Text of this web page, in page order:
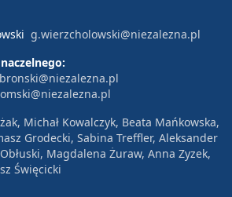
g.wierzcholowski@niezalezna.pl
Michał Kowalczyk, Beata Mańkowska,
Grodecki, Sabina Treffler, Aleksander
Magdalena Żuraw, Anna Zyzek,
Święcicki